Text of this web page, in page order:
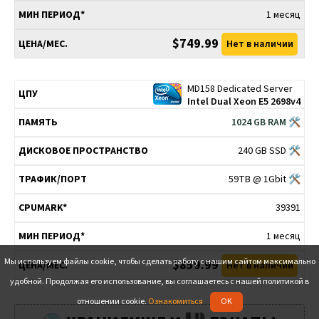
1 месяц
$749.99 Нет в наличии
MD158 Dedicated Server
Intel Dual Xeon E5 2698v4
1024 GB RAM 🛠
240 GB SSD 🛠
59TB @ 1Gbit 🛠
39391
1 месяц
$859.99 Нет в наличии
Мы используем файлы cookie, чтобы сделать работу с нашим сайтом максимально
удобной. Продолжая его использование, вы соглашаетесь с нашей политикой в
отношении cookie.Ознакомиться OK